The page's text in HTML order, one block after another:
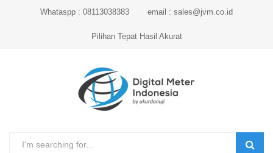
Whataspp : 08113038383 email : sales@jvm.co.id
Pilihan Tepat Hasil Akurat